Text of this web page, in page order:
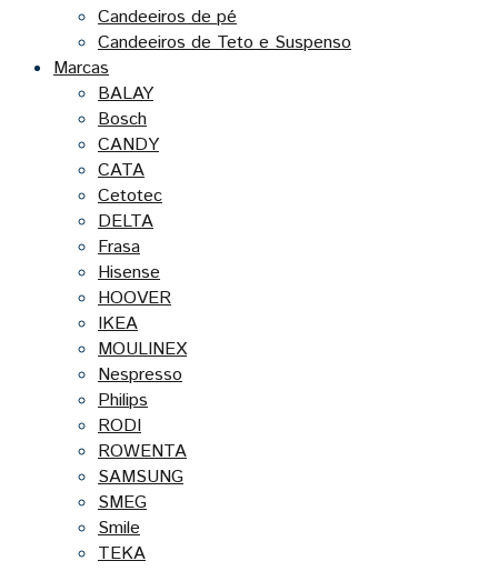
Candeeiros de pé
Candeeiros de Teto e Suspenso
Marcas
BALAY
Bosch
CANDY
CATA
Cetotec
DELTA
Frasa
Hisense
HOOVER
IKEA
MOULINEX
Nespresso
Philips
RODI
ROWENTA
SAMSUNG
SMEG
Smile
TEKA